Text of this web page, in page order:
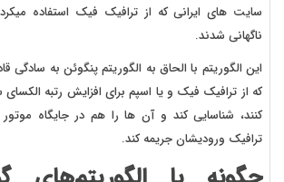
سایت های ایرانی که از ترافیک فیک استفاده
ناگهانی شدند.
این الگوریتم با الحاق به الگوریتم پنگوئن به سادگی
که از ترافیک فیک و یا اسپم برای افزایش رتبه
کنند، شناسایی کند و آن ها را هم در جایگاه
ترافیک ورودیشان جریمه کند.